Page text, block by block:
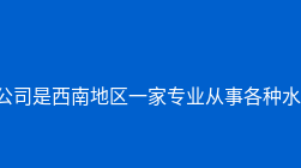
司是西南地区一家专业从事各种